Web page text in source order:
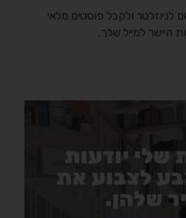
לניוזלטר ולקבל פוסטים מלאי
היישר למייל שלך.